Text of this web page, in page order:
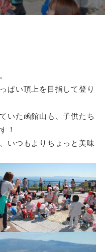
ぱい頂上を目指して登り
いた函館山も、子供たち
！
いつもよりちょっと美味